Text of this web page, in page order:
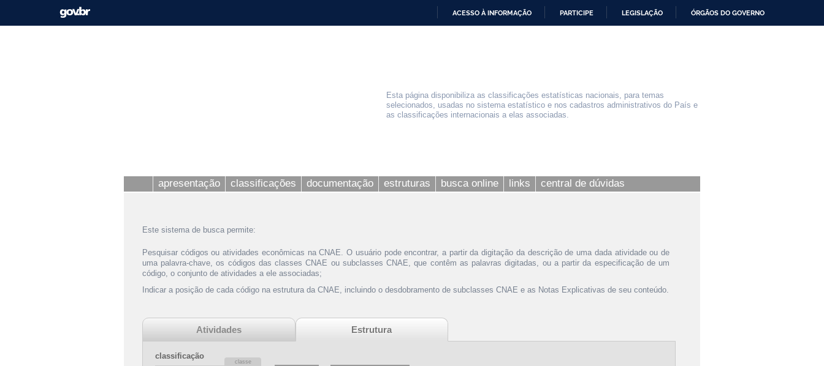
ACESSO À INFORMAÇÃO PARTICIPE LEGISLAÇÃO ÓRGÃOS DO GOVERNO
Esta página disponibiliza as classificações estatísticas nacionais, para temas
selecionados, usadas no sistema estatístico e nos cadastros administrativos do País e
as classificações internacionais a elas associadas.
apresentação classificações documentação estruturas busca online links central de dúvidas
Este sistema de busca permite:
Pesquisar códigos ou atividades econômicas na CNAE. O usuário pode encontrar, a partir da digitação da descrição de uma dada atividade ou de
uma palavra-chave, os códigos das classes CNAE ou subclasses CNAE, que contêm as palavras digitadas, ou a partir da especificação de um
código, o conjunto de atividades a ele associadas;
Indicar a posição de cada código na estrutura da CNAE, incluindo o desdobramento de subclasses CNAE e as Notas Explicativas de seu conteúdo.
Atividades Estrutura
classificação